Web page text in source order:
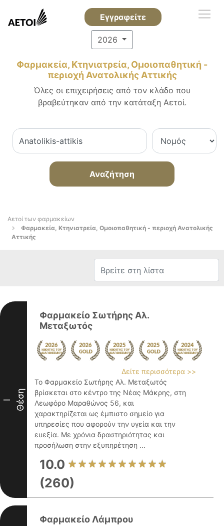
Εγγραφείτε
2026
Φαρμακεία, Κτηνιατρεία, Ομοιοπαθητική -
περιοχή Ανατολικής Αττικής
Όλες οι επιχειρήσεις από τον κλάδο που
βραβεύτηκαν από την κατάταξη Αετοί.
Αναζήτηση
Αετοί των φαρμακείων
Φαρμακεία, Κτηνιατρεία, Ομοιοπαθητική - περιοχή Ανατολικής
Αττικής
I Θέση
Φαρμακείο Σωτήρης Αλ.
Μεταξωτός
Δείτε περισσότερα >>
Το Φαρμακείο Σωτήρης Αλ. Μεταξωτός
βρίσκεται στο κέντρο της Νέας Μάκρης, στη
Λεωφόρο Μαραθώνος 56, και
χαρακτηρίζεται ως έμπιστο σημείο για
υπηρεσίες που αφορούν την υγεία και την
ευεξία. Με χρόνια δραστηριότητας και
προσήλωση στην εξυπηρέτηση ...
10.0
(260)
Φαρμακείο Λάμπρου